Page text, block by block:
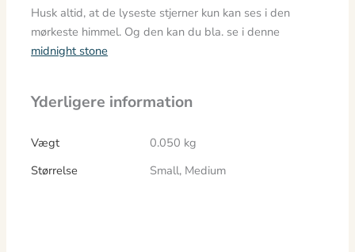
Husk altid, at de lyseste stjerner kun kan ses i den
mørkeste himmel. Og den kan du bla. se i denne
midnight stone
Yderligere information
Vægt
0.050 kg
Størrelse
Small, Medium